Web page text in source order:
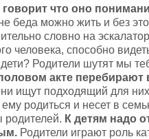
что оно
беда можно жить и без
словно на
человека, способно
Родители шутят мы
акте перебирают
ищут подходящий для
родиться и несет в
К детям надо
Родители играют роль